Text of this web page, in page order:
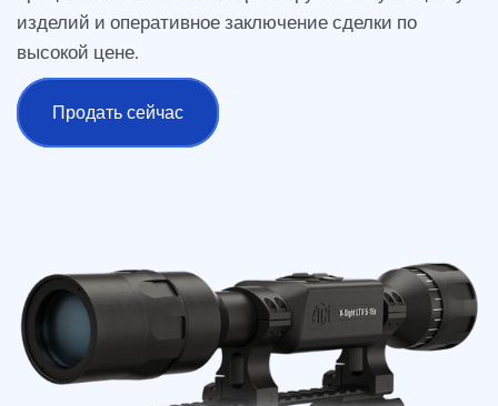
изделий и оперативное заключение сделки по
высокой цене.
Продать сейчас